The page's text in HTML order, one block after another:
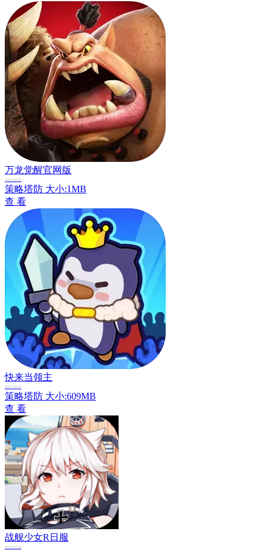
万龙觉醒官网版
2025-04-01
策略塔防 大小:1MB
查 看
快来当领主
2025-04-01
策略塔防 大小:609MB
查 看
战舰少女R日服
2025-03-31